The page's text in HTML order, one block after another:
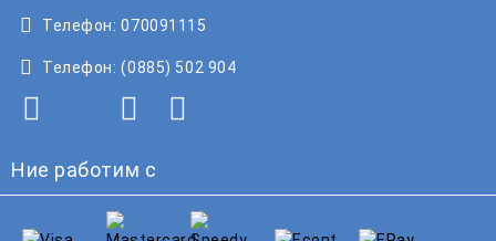
Телефон: 070091115
Телефон: (0885) 502 904
Ние работим с